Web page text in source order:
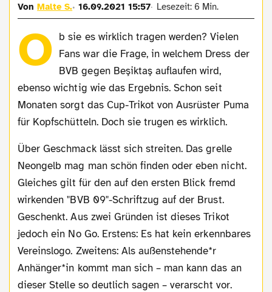
VonMalte S. 16.09.2021 15:57 Lesezeit: 6 Min.
O b sie es wirklich tragen werden? Vielen
Fans war die Frage, in welchem Dress der
BVB gegen Beşiktaş auflaufen wird,
ebenso wichtig wie das Ergebnis. Schon seit
Monaten sorgt das Cup-Trikot von Ausrüster Puma
für Kopfschütteln. Doch sie trugen es wirklich.
Über Geschmack lässt sich streiten. Das grelle
Neongelb mag man schön finden oder eben nicht.
Gleiches gilt für den auf den ersten Blick fremd
wirkenden "BVB 09"-Schriftzug auf der Brust.
Geschenkt. Aus zwei Gründen ist dieses Trikot
jedoch ein No Go. Erstens: Es hat kein erkennbares
Vereinslogo. Zweitens: Als außenstehende*r
Anhänger*in kommt man sich – man kann das an
dieser Stelle so deutlich sagen – verarscht vor.